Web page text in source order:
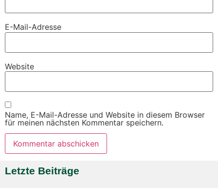
E-Mail-Adresse
Website
Name, E-Mail-Adresse und Website in diesem Browser
für meinen nächsten Kommentar speichern.
Letzte Beiträge